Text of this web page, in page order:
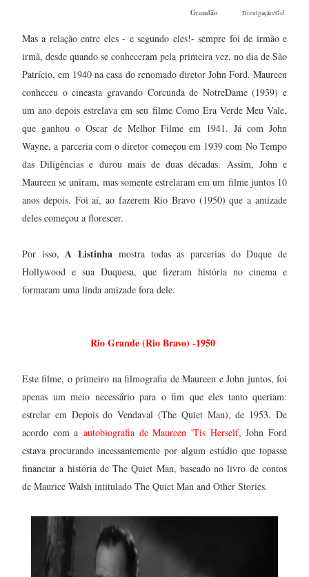
Grandão
Divulgação/Gif
Mas a relação entre eles - e segundo eles!- sempre foi de irmão e
irmã, desde quando se conheceram pela primeira vez, no dia de São
Patrício, em 1940 na casa do renomado diretor John Ford. Maureen
conheceu o cineasta gravando Corcunda de NotreDame (1939) e
um ano depois estrelava em seu filme Como Era Verde Meu Vale,
que ganhou o Oscar de Melhor Filme em 1941. Já com John
Wayne, a parceria com o diretor começou em 1939 com No Tempo
das Diligências e durou mais de duas décadas. Assim, John e
Maureen se uniram, mas somente estrelaram em um filme juntos 10
anos depois. Foi aí, ao fazerem Rio Bravo (1950) que a amizade
deles começou a florescer.
Por isso,A Listinha mostra todas as parcerias do Duque de
Hollywood e sua Duquesa, que fizeram história no cinema e
formaram uma linda amizade fora dele.
Rio Grande (Rio Bravo) -1950
Este filme, o primeiro na filmografia de Maureen e John juntos, foi
apenas um meio necessário para o fim que eles tanto queriam:
estrelar em Depois do Vendaval (The Quiet Man), de 1953. De
acordo com a autobiografia de Maureen 'Tis Herself, John Ford
estava procurando incessantemente por algum estúdio que topasse
financiar a história de The Quiet Man, baseado no livro de contos
de Maurice Walsh intitulado The Quiet Man and Other Stories.